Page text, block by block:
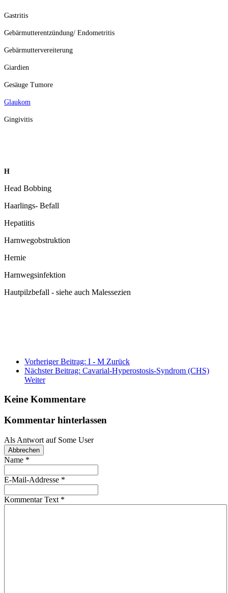
Gastritis
Gebärmutterentzündung/ Endometritis
Gebärmuttervereiterung
Giardien
Gesäuge Tumore
Glaukom
Gingivitis
H
Head Bobbing
Haarlings- Befall
Hepatiitis
Harnwegobstruktion
Hernie
Harnwegsinfektion
Hautpilzbefall - siehe auch Malessezien
Vorheriger Beitrag: I - M Zurück
Nächster Beitrag: Cavarial-Hyperostosis-Syndrom (CHS)
Weiter
Keine Kommentare
Kommentar hinterlassen
Als Antwort auf Some User
Abbrechen
Name *
E-Mail-Addresse *
Kommentar Text *